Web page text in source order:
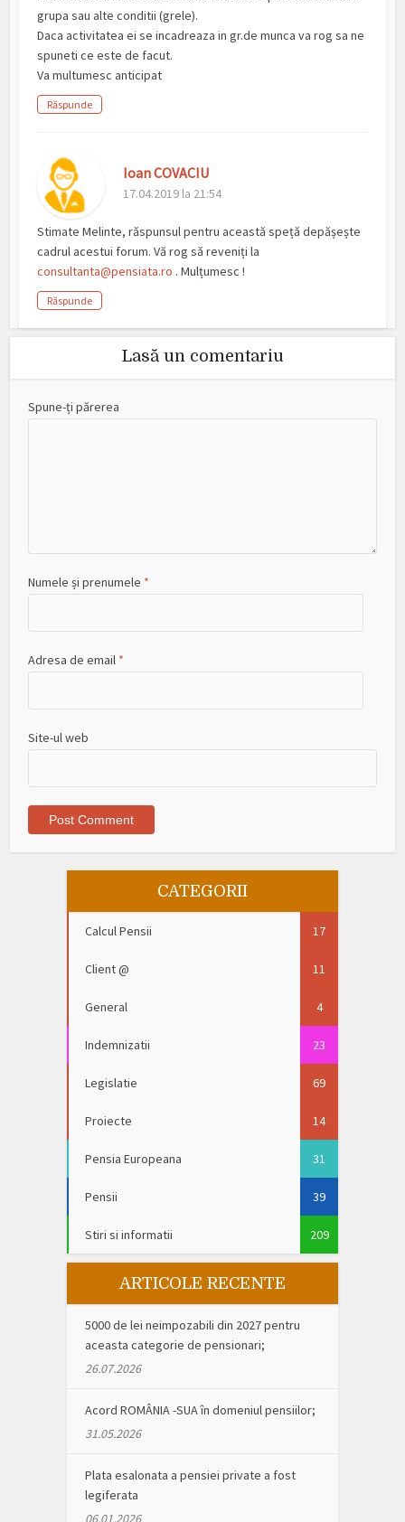
grupa sau alte conditii (grele).
Daca activitatea ei se incadreaza in gr.de munca va rog sa ne
spuneti ce este de facut.
Va multumesc anticipat
Răspunde
Ioan COVACIU
17.04.2019 la 21:54
Stimate Melinte, răspunsul pentru această speță depășește
cadrul acestui forum. Vă rog să reveniți la
consultanta@pensiata.ro . Mulțumesc !
Răspunde
Lasă un comentariu
Spune-ți părerea
Numele și prenumele *
Adresa de email *
Site-ul web
CATEGORII
Calcul Pensii 17
Client @ 11
General 4
Indemnizatii 23
Legislatie 69
Proiecte 14
Pensia Europeana 31
Pensii 39
Stiri si informatii 209
ARTICOLE RECENTE
5000 de lei neimpozabili din 2027 pentru
aceasta categorie de pensionari;
26.07.2026
Acord ROMÂNIA -SUA în domeniul pensiilor;
31.05.2026
Plata esalonata a pensiei private a fost
legiferata
06.01.2026